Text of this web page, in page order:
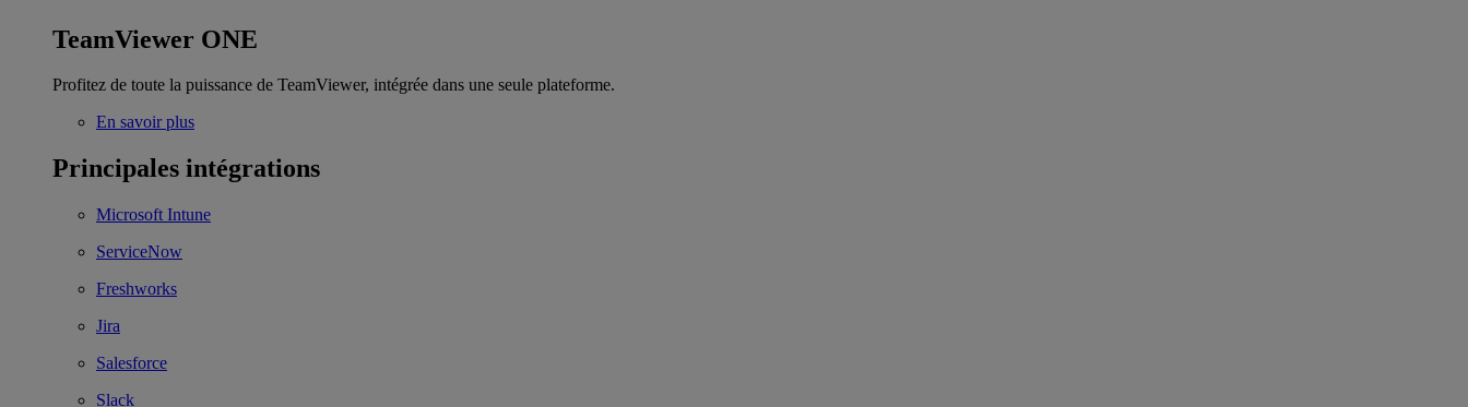
TeamViewer ONE
Profitez de toute la puissance de TeamViewer, intégrée dans une seule plateforme.
En savoir plus
Principales intégrations
Microsoft Intune
ServiceNow
Freshworks
Jira
Salesforce
Slack